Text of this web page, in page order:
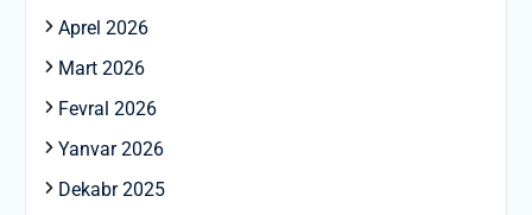
Aprel 2026
Mart 2026
Fevral 2026
Yanvar 2026
Dekabr 2025